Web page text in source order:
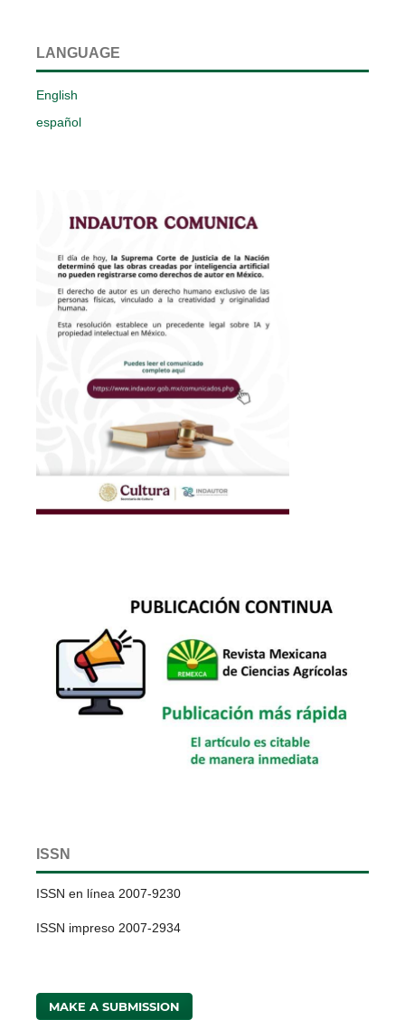
LANGUAGE
English
español
ISSN
ISSN en línea 2007-9230
ISSN impreso 2007-2934
MAKE A SUBMISSION